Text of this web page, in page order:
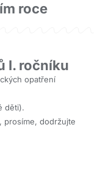
roce
I. ročníku
opatření
děti).
prosíme, dodržujte